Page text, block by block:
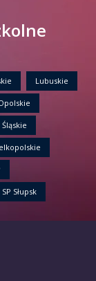
Lubuskie
Śląskie
SP Słupsk